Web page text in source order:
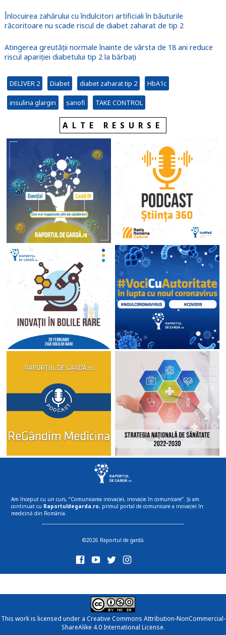
Înlocuirea zahărului cu îndulcitori artificiali în băuturile
răcoritoare nu scade riscul de diabet zaharat de tip 2
Atingerea greutății normale înainte de vârsta de 18 ani reduce
riscul apariției diabetului tip 2 la bărbați
DELIVER 2 Diabet diabet zaharat tip 2 HbA1c
insulina glargin sanofi TAKE CONTROL
ALTE RESURSE
Am început cu un curs, “Comunicarea inovației, inovație în comunicare”. Și am
continuat cu Raportuldegarda.ro, primul portal de comunicare a inovației în
medicină din România.
©2026 Raportul de gardă
This work is licensed under a Creative Commons Attribution-NonCommercial-
ShareAlike 4.0 International License.